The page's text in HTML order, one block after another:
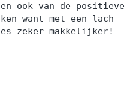
ook van de positieve
want met een lach
zeker makkelijker!